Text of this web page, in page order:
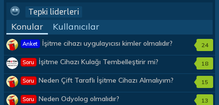
Tepki liderleri
Konular Kullanıcılar
Anket İşitme cihazı uygulayıcısı kimler olmalıdır? 24
Soru İşitme Cihazı Kulağı Tembelleştirir mi? 18
Soru Neden Çift Taraflı İşitme Cihazı Almalıyım? 15
Soru Neden Odyolog olmalıdır? 13